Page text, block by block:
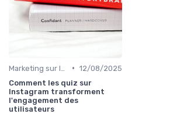
• 12/08/2025
Comment les quiz sur
Instagram transforment
l'engagement des
utilisateurs